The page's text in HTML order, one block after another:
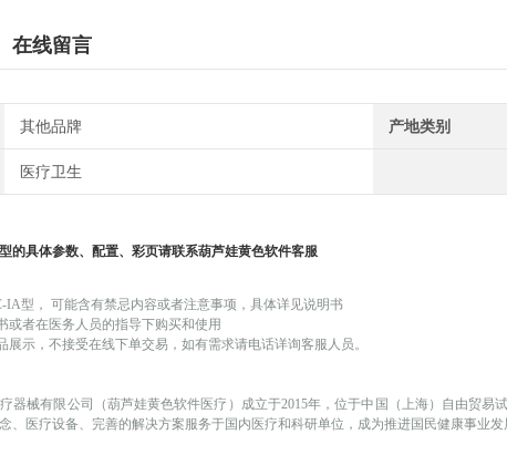
在线留言
其他品牌 产地类别
医疗卫生
型的具体参数、配置、彩页请联系葫芦娃黄色软件客服
IA型 ， 可能含有禁忌内容或者注意事项，具体详见说明书
或者在医务人员的指导下购买和使用
示，不接受在线下单交易，如有需求请电话详询客服人员。
器械有限公司（葫芦娃黄色软件医疗）成立于2015年，位于中国（上海）自由贸
、医疗设备、完善的解决方案服务于国内医疗和科研单位，成为推进国民健康事业发展